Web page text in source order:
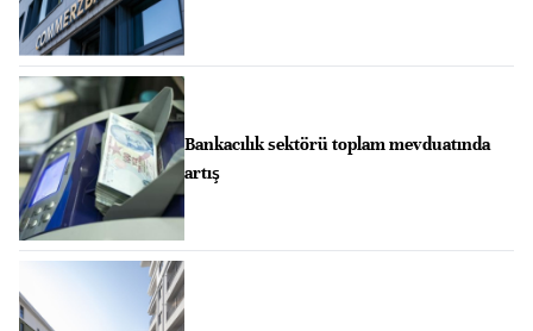
Bankacılık sektörü toplam mevduatında
artış